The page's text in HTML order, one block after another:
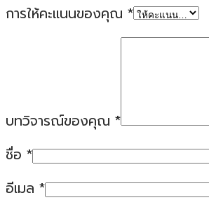
การให้คะแนนของคุณ *
บทวิจารณ์ของคุณ *
ชื่อ *
อีเมล *